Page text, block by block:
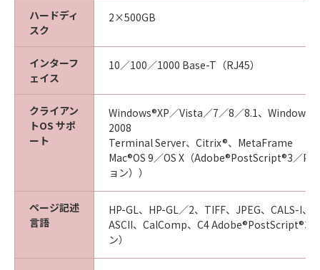
ハードディ
スク
2×500GB
インターフ
ェイス
10／100／1000 Base-T（RJ45）
クライアン
トOS サポ
ート
Windows®XP／Vista／7／8／8.1、
2008
Terminal Server、Citrix®、MetaFrame
Mac®OS 9／OS X（Adobe®PostScript®3／
ョン））
ページ記述
言語
HP-GL、HP-GL／2、TIFF、JPEG、CALS-I、
ASCII、CalComp、C4 Adobe®PostScript®3
ン）